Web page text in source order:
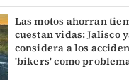
Las motos ahorran
cuestan vidas: Jalisco
considera a los
'bikers' como